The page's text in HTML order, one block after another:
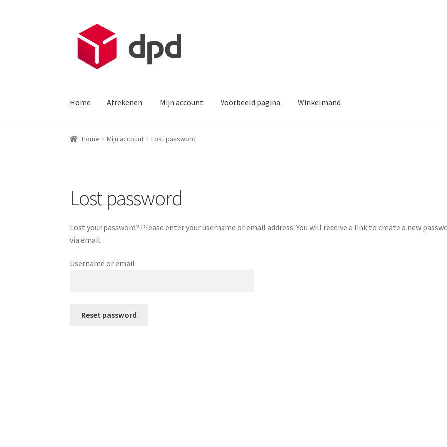
door
navigatie
direct
Home Afrekenen Mijn account Voorbeeld pagina Winkelmand
Home Afrekenen Mijn account Voorbeeld pagina
Home Mijn account Lost password
Lost password
Lost your password? Please enter your username or email address. You will receive a link to create a new
via email.
Username or email
Reset password